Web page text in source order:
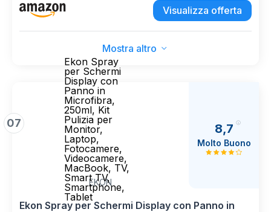
Xiaomi, iPad, ecc
Visualizza offerta
Mostra altro
07
Ekon Spray
per Schermi
Display con
Panno in
Microfibra,
250ml, Kit
Pulizia per
Monitor,
Laptop,
Fotocamere,
Videocamere,
MacBook, TV,
Smart TV,
Smartphone,
Tablet
EKON
8,7
Molto Buono
Ekon Spray per Schermi Display con Panno in